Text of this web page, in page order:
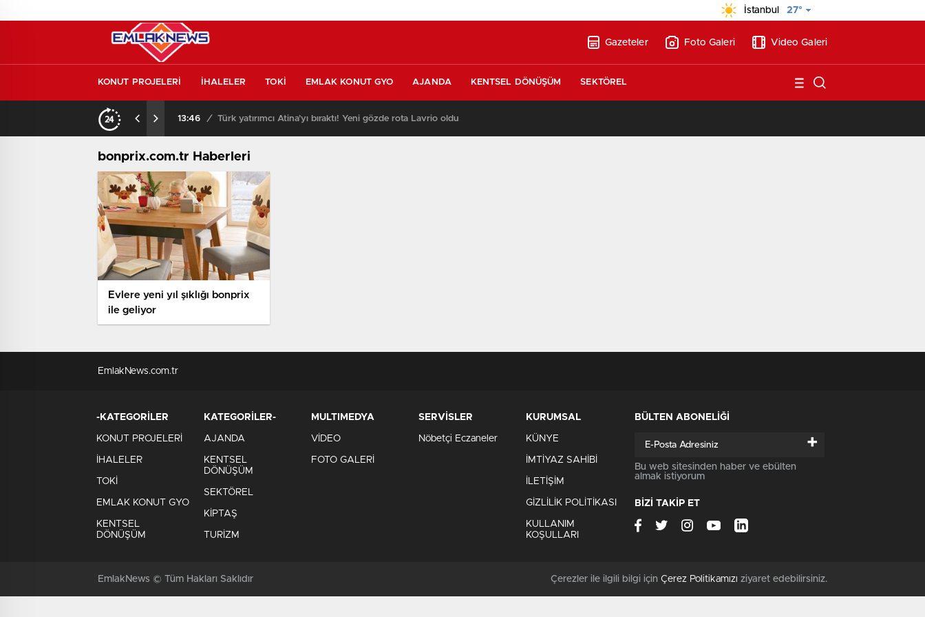
İstanbul 27°
Gazeteler Foto Galeri Video Galeri
KONUT PROJELERİ İHALELER TOKİ EMLAK KONUT GYO AJANDA KENTSEL DÖNÜŞÜM SEKTÖREL
13:46 / Türk yatırımcı Atina’yı bıraktı! Yeni gözde rota Lavrio oldu
bonprix.com.tr Haberleri
Evlere yeni yıl şıklığı bonprix
ile geliyor
EmlakNews.com.tr
-KATEGORİLER
KONUT PROJELERİ
İHALELER
TOKİ
EMLAK KONUT GYO
KENTSEL
DÖNÜŞÜM
KATEGORİLER-
AJANDA
KENTSEL
DÖNÜŞÜM
SEKTÖREL
KİPTAŞ
TURİZM
MULTIMEDYA
VİDEO
FOTO GALERİ
SERVİSLER
Nöbetçi Eczaneler
KURUMSAL
KÜNYE
İMTİYAZ SAHİBİ
İLETİŞİM
GİZLİLİK POLİTİKASI
KULLANIM
KOŞULLARI
BÜLTEN ABONELİĞİ
+
Bu web sitesinden haber ve ebülten
almak istiyorum
BİZİ TAKİP ET
EmlakNews © Tüm Hakları Saklıdır Çerezler ile ilgili bilgi için Çerez Politikamızı ziyaret edebilirsiniz.